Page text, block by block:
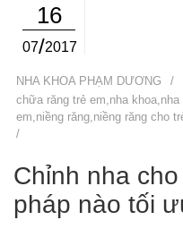
16
07/2017
NHA KHOA PHẠM DƯƠNG
/
chữa răng trẻ em nha khoa
em niềng răng niềng răng cho
/
Chỉnh nha
pháp nào tối